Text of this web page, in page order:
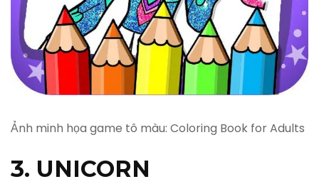
Ảnh minh họa game tô màu: Coloring Book for Adults
3. UNICORN